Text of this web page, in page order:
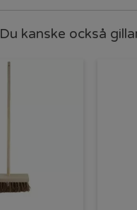
Du kanske också